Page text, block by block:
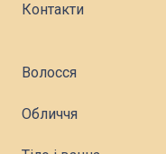
Контакти
Волосся
Обличчя